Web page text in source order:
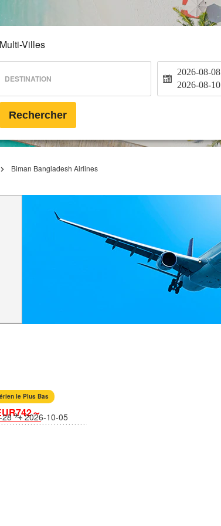
Multi-Villes
DESTINATION
2026-08-08
2026-08-10
Rechercher
Biman Bangladesh Airlines
le Plus Bas
～
28 2026-10-05